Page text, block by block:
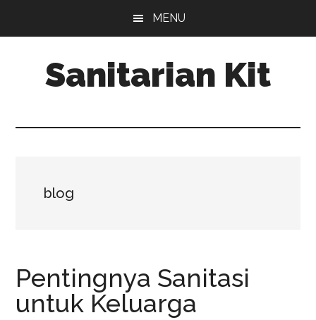
MENU
Sanitarian Kit
blog
Pentingnya Sanitasi
untuk Keluarga